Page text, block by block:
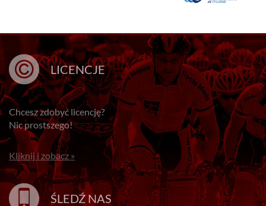
LICENCJE
Chcesz zdobyć licencję?
Nic prostszego!
Kliknij i zobacz »
ŚLEDŹ NAS